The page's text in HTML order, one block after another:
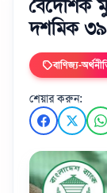
বৈদেশিক
দশমিক ৩৯
বাণিজ্য-
শেয়ার করুন: